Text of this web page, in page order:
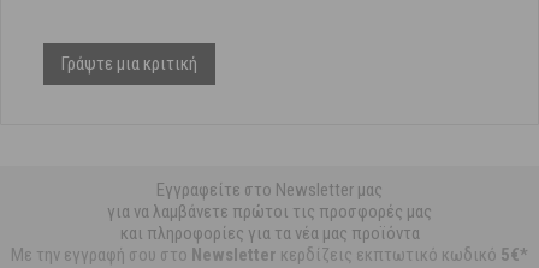
Γράψτε μια κριτική
Εγγραφείτε στο Newsletter μας
για να λαμβάνετε πρώτοι τις προσφορές μας
και πληροφορίες για τα νέα μας προϊόντα
Με την εγγραφή σου στο Newsletter κερδίζεις εκπτωτικό κωδικό 5€*